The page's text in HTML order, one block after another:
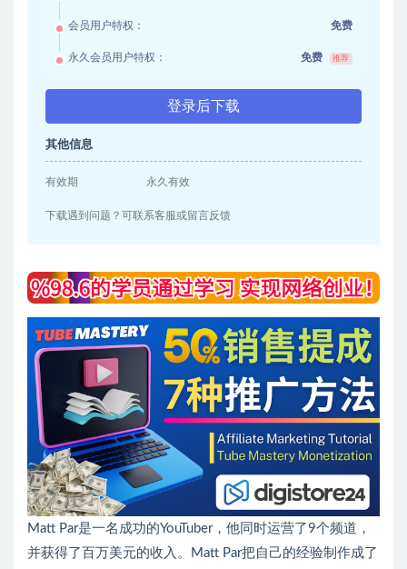
会员用户特权： 免费
永久会员用户特权： 免费 推荐
登录后下载
其他信息
有效期 永久有效
下载遇到问题？可联系客服或留言反馈
Matt Par是一名成功的YouTuber，他同时运营了9个频道，
并获得了百万美元的收入。Matt Par把自己的经验制作成了